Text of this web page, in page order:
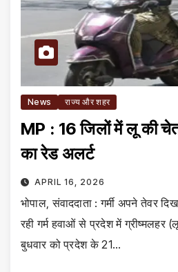
News राज्य और शहर
MP : 16 जिलों में लू की
का रेड अलर्ट
APRIL 16, 2026
भोपाल, संवाददाता : गर्मी अपने तेवर
रही गर्म हवाओं से प्रदेश में
बुधवार को प्रदेश के 21…